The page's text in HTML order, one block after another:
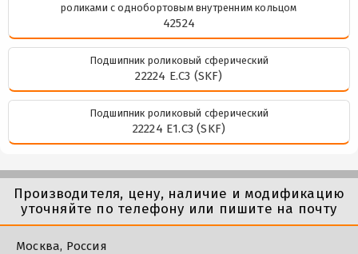
роликами с однобортовым внутренним кольцом
42524
Подшипник роликовый сферический
22224 E.C3 (SKF)
Подшипник роликовый сферический
22224 E1.C3 (SKF)
Производителя, цену, наличие и модификацию
уточняйте по телефону или пишите на почту
Москва, Россия